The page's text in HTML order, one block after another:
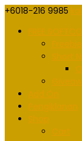
+6018-216 9985